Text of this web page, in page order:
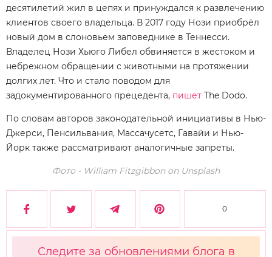
десятилетий жил в цепях и принуждался к развлечению
клиентов своего владельца. В 2017 году Нози приобрёл
новый дом в слоновьем заповеднике в Теннесси.
Владелец Нози Хьюго Либел обвиняется в жестоком и
небрежном обращении с животными на протяжении
долгих лет. Что и стало поводом для
задокументированного прецедента, пишет The Dodo.
По словам авторов законодательной инициативы в Нью-
Джерси, Пенсильвания, Массачусетс, Гавайи и Нью-
Йорк также рассматривают аналогичные запреты.
Фото - William Fitzgibbon on Unsplash
0
Следите за обновлениями блога в